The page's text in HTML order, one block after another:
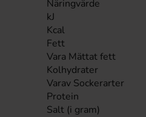
Näringvärde
kJ
Kcal
Fett
Vara Mättat fett
Kolhydrater
Varav Sockerarter
Protein
Salt (i gram)